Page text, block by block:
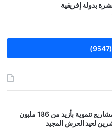
بدولة إفريقية
عامل إقليم صفرو يطلق ويدشن مشاريع تنموية بأزيد من 186 مليون
لعيد العرش المجيد